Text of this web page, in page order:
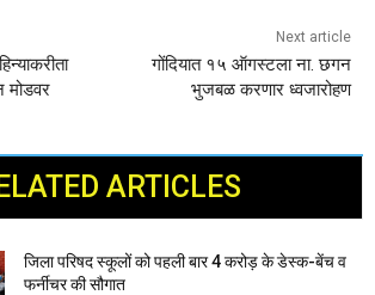
मोडवर
Next article
गोंदियात १५ ऑगस्टला ना. छगन
भुजबळ करणार ध्वजारोहण
ARTICLES
जिला परिषद स्कूलों को पहली बार 4 करोड़ के डेस्क-बेंच व
फर्नीचर की सौगात